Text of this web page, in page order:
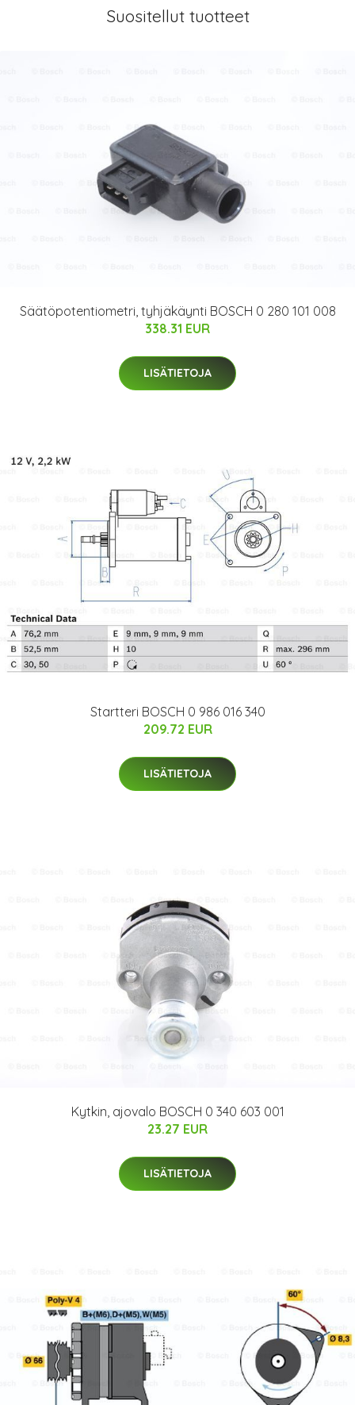
Suositellut tuotteet
Säätöpotentiometri, tyhjäkäynti BOSCH 0 280 101 008
338.31 EUR
LISÄTIETOJA
Startteri BOSCH 0 986 016 340
209.72 EUR
LISÄTIETOJA
Kytkin, ajovalo BOSCH 0 340 603 001
23.27 EUR
LISÄTIETOJA